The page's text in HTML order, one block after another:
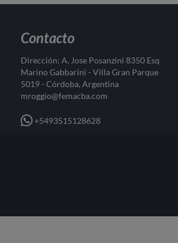
Contacto
Dirección: A. Jose Posanzini 8350 Esq
Marino Gabbarini - Villa Gran Parque
5019 - Córdoba, Argentina
mroggio@femacba.com
+5493515128628